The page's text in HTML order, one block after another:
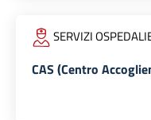
SERVIZI
CAS (Centro